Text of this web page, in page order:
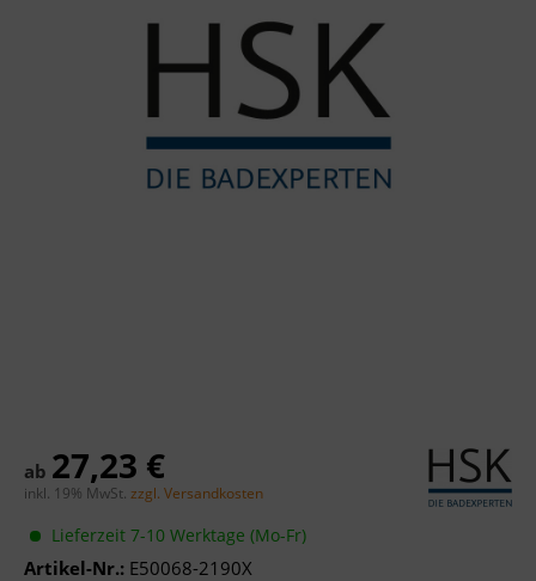
ab 27,23 €
inkl. 19% MwSt. zzgl. Versandkosten
Lieferzeit 7-10 Werktage (Mo-Fr)
Artikel-Nr.: E50068-2190X